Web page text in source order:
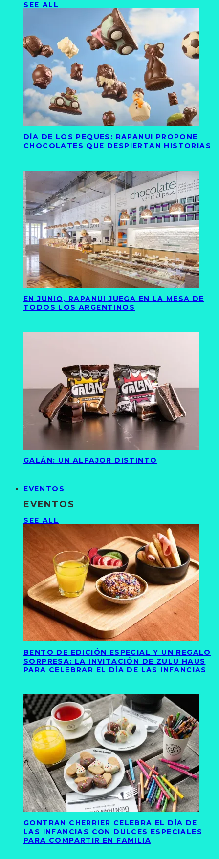
SEE ALL
DÍA DE LOS PEQUES: RAPANUI PROPONE
CHOCOLATES QUE DESPIERTAN HISTORIAS
EN JUNIO, RAPANUI JUEGA EN LA MESA DE
TODOS LOS ARGENTINOS
GALÁN: UN ALFAJOR DISTINTO
EVENTOS
EVENTOS
SEE ALL
BENTO DE EDICIÓN ESPECIAL Y UN REGALO
SORPRESA: LA INVITACIÓN DE ZULU HAUS
PARA CELEBRAR EL DÍA DE LAS INFANCIAS
GONTRAN CHERRIER CELEBRA EL DÍA DE
LAS INFANCIAS CON DULCES ESPECIALES
PARA COMPARTIR EN FAMILIA